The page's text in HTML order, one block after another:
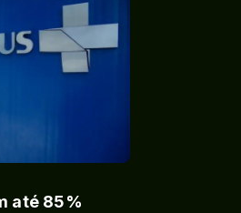
até 85%